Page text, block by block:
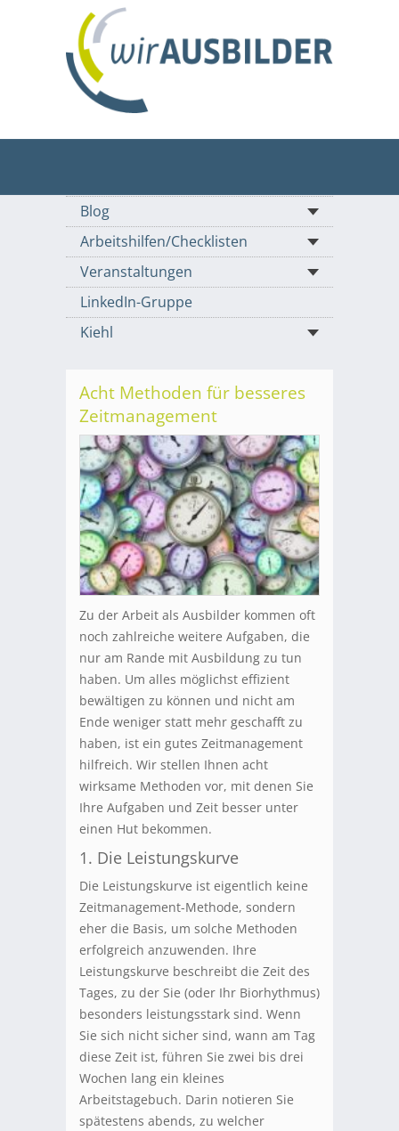
Blog
Arbeitshilfen/Checklisten
Veranstaltungen
LinkedIn-Gruppe
Kiehl
Acht Methoden für besseres
Zeitmanagement
Zu der Arbeit als Ausbilder kommen oft
noch zahlreiche weitere Aufgaben, die
nur am Rande mit Ausbildung zu tun
haben. Um alles möglichst effizient
bewältigen zu können und nicht am
Ende weniger statt mehr geschafft zu
haben, ist ein gutes Zeitmanagement
hilfreich. Wir stellen Ihnen acht
wirksame Methoden vor, mit denen Sie
Ihre Aufgaben und Zeit besser unter
einen Hut bekommen.
1. Die Leistungskurve
Die Leistungskurve ist eigentlich keine
Zeitmanagement-Methode, sondern
eher die Basis, um solche Methoden
erfolgreich anzuwenden. Ihre
Leistungskurve beschreibt die Zeit des
Tages, zu der Sie (oder Ihr Biorhythmus)
besonders leistungsstark sind. Wenn
Sie sich nicht sicher sind, wann am Tag
diese Zeit ist, führen Sie zwei bis drei
Wochen lang ein kleines
Arbeitstagebuch. Darin notieren Sie
spätestens abends, zu welcher